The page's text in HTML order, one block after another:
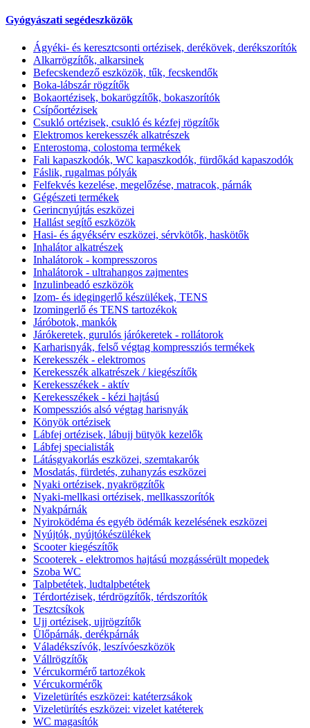
Gyógyászati segédeszközök
Ágyéki- és keresztcsonti ortézisek, derékövek, derékszorítók
Alkarrögzítők, alkarsinek
Befecskendező eszközök, tűk, fecskendők
Boka-lábszár rögzítők
Bokaortézisek, bokarögzítők, bokaszorítók
Csípőortézisek
Csukló ortézisek, csukló és kézfej rögzítők
Elektromos kerekesszék alkatrészek
Enterostoma, colostoma termékek
Fali kapaszkodók, WC kapaszkodók, fürdőkád kapaszodók
Fáslik, rugalmas pólyák
Felfekvés kezelése, megelőzése, matracok, párnák
Gégészeti termékek
Gerincnyújtás eszközei
Hallást segítő eszközök
Hasi- és ágyéksérv eszközei, sérvkötők, haskötők
Inhalátor alkatrészek
Inhalátorok - kompresszoros
Inhalátorok - ultrahangos zajmentes
Inzulinbeadó eszközök
Izom- és idegingerlő készülékek, TENS
Izomingerlő és TENS tartozékok
Járóbotok, mankók
Járókeretek, gurulós járókeretek - rollátorok
Karharisnyák, felső végtag kompressziós termékek
Kerekesszék - elektromos
Kerekesszék alkatrészek / kiegészítők
Kerekesszékek - aktív
Kerekesszékek - kézi hajtású
Kompessziós alsó végtag harisnyák
Könyök ortézisek
Lábfej ortézisek, lábujj bütyök kezelők
Lábfej specialisták
Látásgyakorlás eszközei, szemtakarók
Mosdatás, fürdetés, zuhanyzás eszközei
Nyaki ortézisek, nyakrögzítők
Nyaki-mellkasi ortézisek, mellkasszorítók
Nyakpárnák
Nyiroködéma és egyéb ödémák kezelésének eszközei
Nyújtók, nyújtókészülékek
Scooter kiegészítők
Scooterek - elektromos hajtású mozgássérült mopedek
Szoba WC
Talpbetétek, ludtalpbetétek
Térdortézisek, térdrögzítők, térdszorítók
Tesztcsíkok
Ujj ortézisek, ujjrögzítők
Ülőpárnák, derékpárnák
Váladékszívók, leszívóeszközök
Vállrögzítők
Vércukormérő tartozékok
Vércukormérők
Vizeletürítés eszközei: katéterzsákok
Vizeletürítés eszközei: vizelet katéterek
WC magasítók